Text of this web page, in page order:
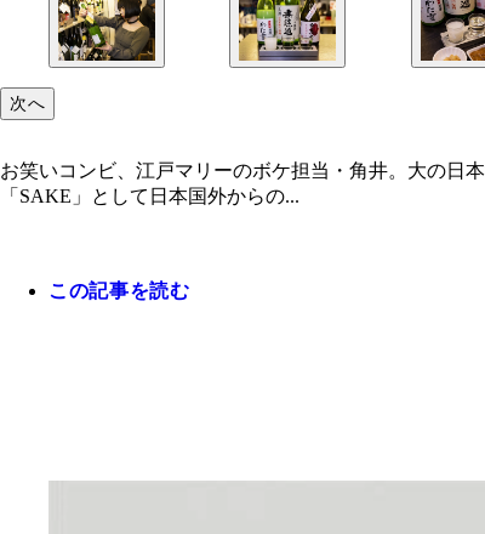
次へ
お笑いコンビ、江戸マリーのボケ担当・角井。大の日
「SAKE」として日本国外からの...
この記事を読む